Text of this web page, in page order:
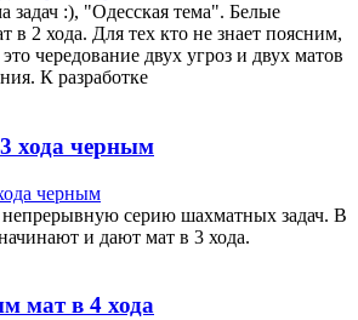
задач :), "Одесская тема". Белые
в 2 хода. Для тех кто не знает поясним,
чередование двух угроз и двух матов
К разработке
хода черным
серию шахматных задач. В
и дают мат в 3 хода.
мат в 4 хода